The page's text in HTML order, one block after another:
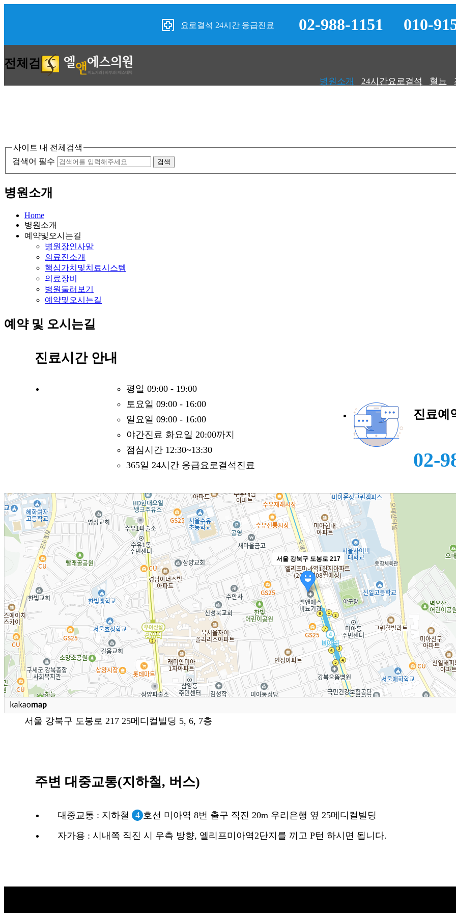
요로결석 24시간 응급진료 02-988-1151 010-
병원소개 24시간요로결석 혈뇨
전체검색
사이트 내 전체검색
검색어 필수
검색
병원소개
Home
병원소개
예약및오시는길
병원장인사말
의료진소개
핵심가치및치료시스템
의료장비
병원둘러보기
예약및오시는길
예약 및 오시는길
진료시간 안내
평일 09:00 - 19:00
토요일 09:00 - 16:00
일요일 09:00 - 16:00
야간진료 화요일 20:00까지
점심시간 12:30~13:30
365일 24시간 응급요로결석진료
진료예
02-
오시는 길
서울 강북구 도봉로 217
서울 강북구 도봉로 217 25메디컬빌딩 5, 6, 7층
주변 대중교통(지하철, 버스)
대중교통 : 지하철 4 호선 미아역 8번 출구 직진 20m 우리은행 옆 25메디컬빌딩
자가용 : 시내쪽 직진 시 우측 방향, 엘리프미아역2단지를 끼고 P턴 하시면 됩니다.